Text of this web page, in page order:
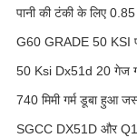
पानी की टंकी के लिए
G60 GRADE 50 KSI
50 Ksi Dx51d 20 गेज
740 मिमी गर्म डूबा हुआ
SGCC DX51D और